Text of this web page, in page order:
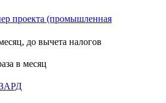
проекта (промышленная
до вычета налогов
в месяц